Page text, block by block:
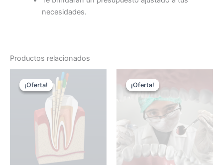
necesidades.
Productos relacionados
¡Oferta!
¡Oferta!precio
original
era:
$ 66.000.
es:
$ 60.000.
¡Oferta!
¡Oferta!precio
original
era:
$ 66.000.
es:
$ 60.000.